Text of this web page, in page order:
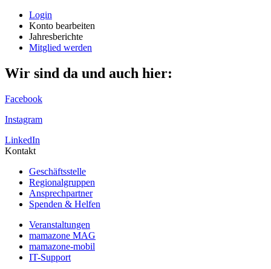
Login
Konto bearbeiten
Jahresberichte
Mitglied werden
Wir sind da und auch hier:
Facebook
Instagram
LinkedIn
Kontakt
Geschäftsstelle
Regionalgruppen
Ansprechpartner
Spenden & Helfen
Veranstaltungen
mamazone MAG
mamazone-mobil
IT-Support